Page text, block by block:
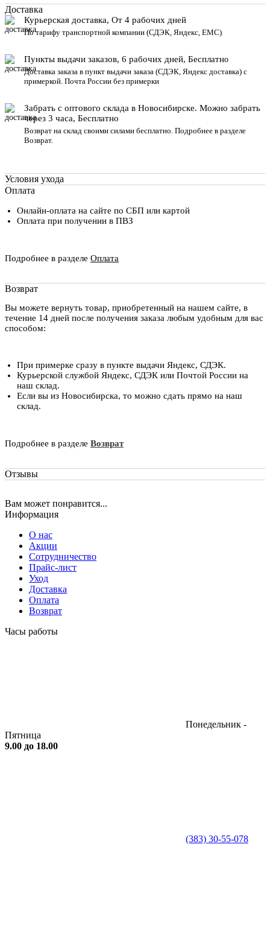
Доставка
Курьерская доставка, От 4 рабочих дней
По тарифу транспортной компании (СДЭК, Яндекс, ЕМС)
Пункты выдачи заказов, 6 рабочих дней, Бесплатно
Доставка заказа в пункт выдачи заказа (СДЭК, Яндекс доставка) с
примеркой. Почта России без примерки
Забрать с оптового склада в Новосибирске. Можно забрать
через 3 часа, Бесплатно
Возврат на склад своими силами бесплатно. Подробнее в разделе
Возврат.
Условия ухода
Оплата
Онлайн-оплата на сайте по СБП или картой
Оплата при получении в ПВЗ
Подробнее в разделе Оплата
Возврат
Вы можете вернуть товар, приобретенный на нашем сайте, в
течение 14 дней после получения заказа любым удобным для вас
способом:
При примерке сразу в пункте выдачи Яндекс, СДЭК.
Курьерской службой Яндекс, СДЭК или Почтой России на
наш склад.
Если вы из Новосибирска, то можно сдать прямо на наш
склад.
Подробнее в разделе Возврат
Отзывы
Вам может понравится...
Информация
О нас
Акции
Сотрудничество
Прайс-лист
Уход
Доставка
Оплата
Возврат
Часы работы
Понедельник -
Пятница
9.00 до 18.00
(383) 30-55-078